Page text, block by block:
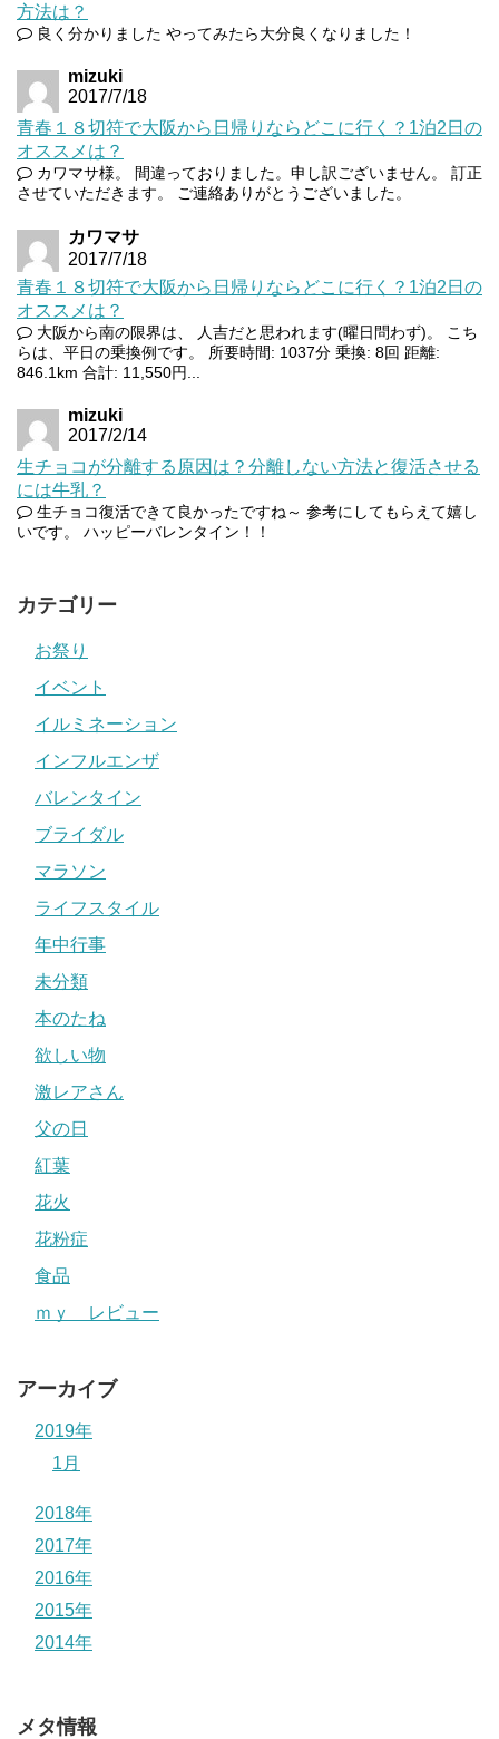
方法は？
良く分かりました やってみたら大分良くなりました！
mizuki
2017/7/18
青春１８切符で大阪から日帰りならどこに行く？1泊2日の
オススメは？
カワマサ様。 間違っておりました。申し訳ございません。 訂正
させていただきます。 ご連絡ありがとうございました。
カワマサ
2017/7/18
青春１８切符で大阪から日帰りならどこに行く？1泊2日の
オススメは？
大阪から南の限界は、 人吉だと思われます(曜日問わず)。 こち
らは、平日の乗換例です。 所要時間: 1037分 乗換: 8回 距離:
846.1km 合計: 11,550円...
mizuki
2017/2/14
生チョコが分離する原因は？分離しない方法と復活させる
には牛乳？
生チョコ復活できて良かったですね～ 参考にしてもらえて嬉し
いです。 ハッピーバレンタイン！！
カテゴリー
お祭り
イベント
イルミネーション
インフルエンザ
バレンタイン
ブライダル
マラソン
ライフスタイル
年中行事
未分類
本のたね
欲しい物
激レアさん
父の日
紅葉
花火
花粉症
食品
ｍｙ レビュー
アーカイブ
2019年
1月
2018年
2017年
2016年
2015年
2014年
メタ情報